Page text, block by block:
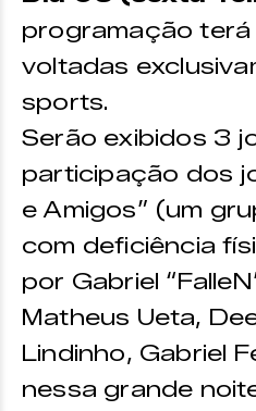
programação
voltadas
sports.
Serão exibidos 3
participação dos
e Amigos” (um
com deficiência
por Gabriel
Matheus Ueta,
Lindinho, Gabriel
nessa grande